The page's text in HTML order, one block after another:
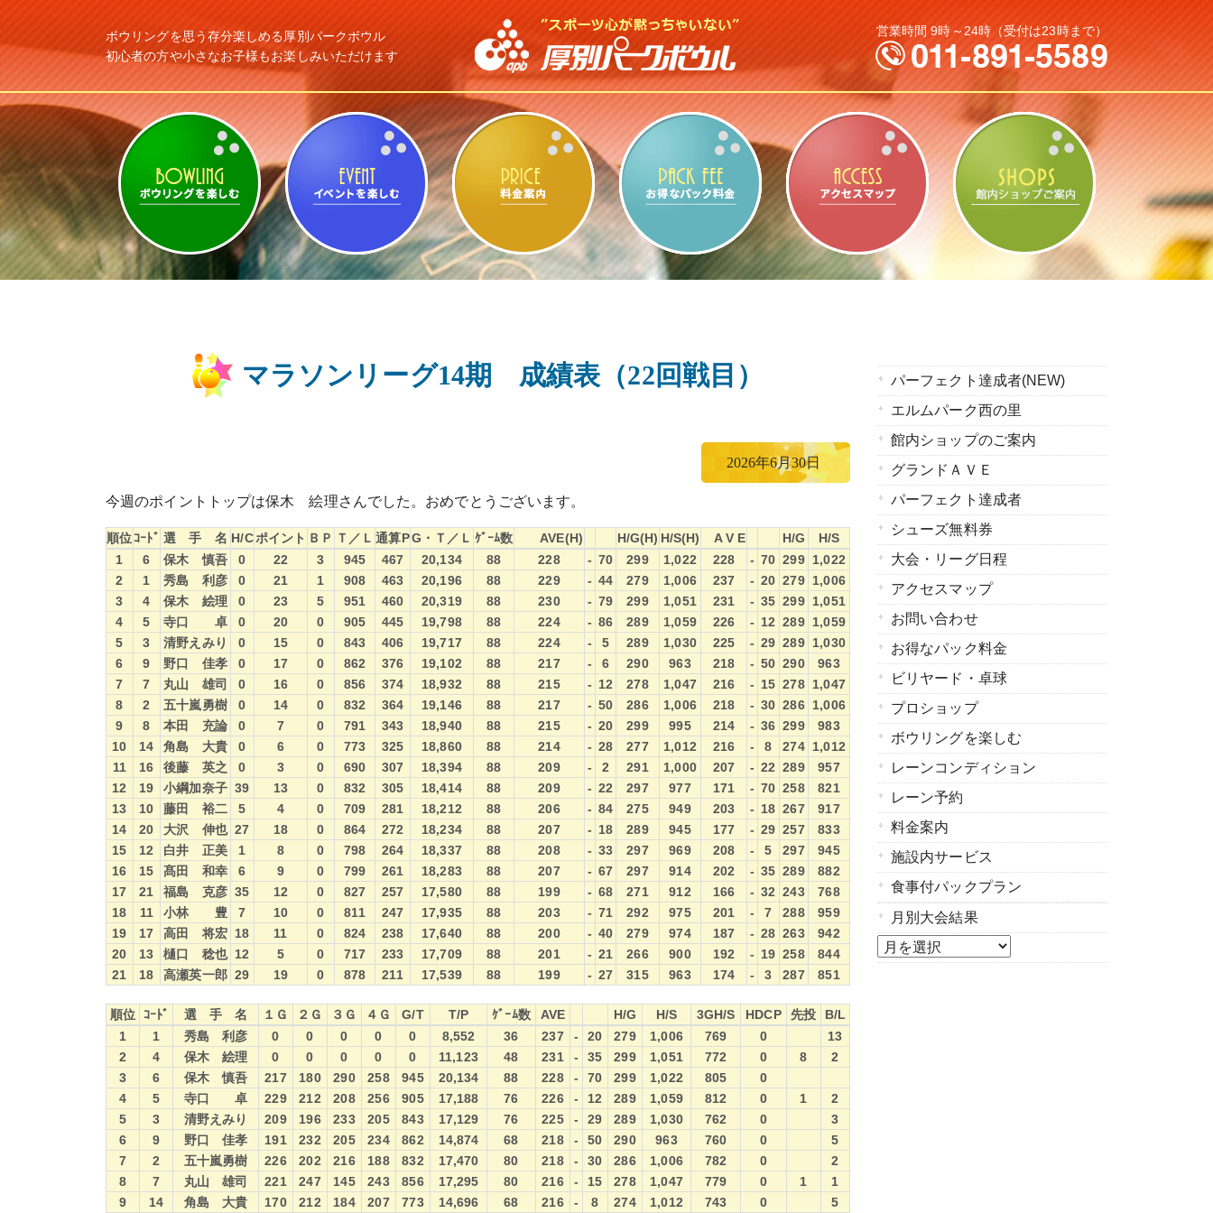
ボウリングを思う存分楽しめる厚別パークボウル
初心者の方や小さなお子様もお楽しみいただけます
営業時間 9時～24時（受付は23時まで）
ボウリングを楽しむ ビリヤード・卓球 料金案内 お得なパック料金 アクセスマップ 館内ショップ
マラソンリーグ14期 成績表（22回戦目）
2026年6月30日
今週のポイントトップは保木 絵理さんでした。おめでとうございます。
順位ｺｰﾄﾞ 選 手 名 H/C ポイント ＢＰ Ｔ／Ｌ 通算PG・Ｔ／Ｌ ｹﾞｰﾑ数 AVE(H) H/G(H) H/S(H) A V E H/G
H/S
順位
ｺｰﾄﾞ 選 手 名 H/C ポイント ＢＰ Ｔ／Ｌ 通算P G・Ｔ／Ｌ ｹﾞｰﾑ数 AVE(H) H/G(H) H/S(H) A V E H/G H/S
1 6 保木 慎吾 0 22 3 945 467 20,134 88 228 - 70 299 1,022 228 - 70 299 1,022
2
1 秀島 利彦 0 21 1 908 463 20,196 88 229 - 44 279 1,006 237 - 20 279 1,006
3
4 保木 絵理 0 23 5 951 460 20,319 88 230 - 79 299 1,051 231 - 35 299 1,051
4
5 寺口 卓 0 20 0 905 445 19,798 88 224 - 86 289 1,059 226 - 12 289 1,059
5
3 清野えみり 0 15 0 843 406 19,717 88 224 - 5 289 1,030 225 - 29 289 1,030
6
9 野口 佳孝 0 17 0 862 376 19,102 88 217 - 6 290 963 218 - 50 290
963
7
7 丸山 雄司 0 16 0 856 374 18,932 88 215 - 12 278 1,047 216 - 15 278 1,047
8
2 五十嵐勇樹 0 14 0 832 364 19,146 88 217 - 50 286 1,006 218 - 30 286 1,006
9
8 本田 充論 0 7 0 791 343 18,940 88 215 - 20 299 995 214 - 36 299
983
10
14 角島 大貴 0 6 0 773 325 18,860 88 214 - 28 277 1,012 216 - 8 274 1,012
11
16 後藤 英之 0 3 0 690 307 18,394 88 209 - 2 291 1,000 207 - 22 289
957
12
19 小綱加奈子 39 13 0 832 305 18,414 88 209 - 22 297 977 171 - 70 258
821
13
10 藤田 裕二 5 4 0 709 281 18,212 88 206 - 84 275 949 203 - 18 267
917
14
20 大沢 伸也 27 18 0 864 272 18,234 88 207 - 18 289 945 177 - 29 257
833
15
12 白井 正美 1 8 0 798 264 18,337 88 208 - 33 297 969 208 - 5 297
945
16
15 髙田 和幸 6 9 0 799 261 18,283 88 207 - 67 297 914 202 - 35 289
882
17
21 福島 克彦 35 12 0 827 257 17,580 88 199 - 68 271 912 166 - 32 243
768
18
11 小林 豊 7 10 0 811 247 17,935 88 203 - 71 292 975 201 - 7 288
959
19
17 高田 将宏 18 11 0 824 238 17,640 88 200 - 40 279 974 187 - 28 263
942
20
13 樋口 稔也 12 5 0 717 233 17,709 88 201 - 21 266 900 192 - 19 258
844
21
18 高瀬英一郎 29 19 0 878 211 17,539 88 199 - 27 315 963 174 - 3 287 851
順位 ｺｰﾄﾞ 選 手 名 １Ｇ ２Ｇ ３Ｇ ４Ｇ G/T T/P ｹﾞｰﾑ数 AVE H/G H/S 3GH/S HDCP 先投
B/L
順位
ｺｰﾄﾞ 選 手 名 １Ｇ ２Ｇ ３Ｇ ４Ｇ G/T T/P ｹﾞｰﾑ数 AVE H/G H/S 3GH/S HDCP B/L
1 1 秀島 利彦 0 0 0 0 0 8,552 36 237 - 20 279 1,006 769 0
13
2
4 保木 絵理 0 0 0 0 0 11,123 48 231 - 35 299 1,051 772 0 8
2
3
6 保木 慎吾 217 180 290 258 945 20,134 88 228 - 70 299 1,022 805
0
4
5 寺口 卓 229 212 208 256 905 17,188 76 226 - 12 289 1,059 812 0 1
2
5
3 清野えみり 209 196 233 205 843 17,129 76 225 - 29 289 1,030 762 0
3
6
9 野口 佳孝 191 232 205 234 862 14,874 68 218 - 50 290 963 760 0
5
7
2 五十嵐勇樹 226 202 216 188 832 17,470 80 218 - 30 286 1,006 782 0
2
8
7 丸山 雄司 221 247 145 243 856 17,295 80 216 - 15 278 1,047 779 0 1
1
9
14 角島 大貴 170 212 184 207 773 14,696 68 216 - 8 274 1,012 743 0
5
パーフェクト達成者(NEW)
エルムパーク西の里
館内ショップのご案内
グランドＡＶＥ
パーフェクト達成者
シューズ無料券
大会・リーグ日程
アクセスマップ
お問い合わせ
お得なパック料金
ビリヤード・卓球
プロショップ
ボウリングを楽しむ
レーンコンディション
レーン予約
料金案内
施設内サービス
食事付パックプラン
月別大会結果
月